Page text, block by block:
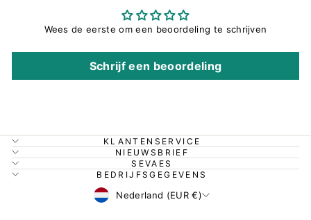
Wees de eerste om een beoordeling te schrijven
Schrijf een beoordeling
KLANTENSERVICE
NIEUWSBRIEF
SEVAES
BEDRIJFSGEGEVENS
Valuta
Nederland (EUR €)